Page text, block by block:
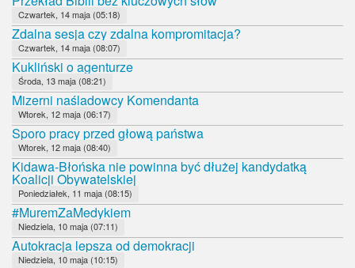
Czwartek, 14 maja (05:18)
Zdalna sesja czy zdalna kompromitacja?
Czwartek, 14 maja (08:07)
Kukliński o agenturze
Środa, 13 maja (08:21)
Mizerni naśladowcy Komendanta
Wtorek, 12 maja (06:17)
Sporo pracy przed głową państwa
Wtorek, 12 maja (08:40)
Kidawa-Błońska nie powinna być dłużej kandydatką
Koalicji Obywatelskiej
Poniedziałek, 11 maja (08:15)
#MuremZaMedykiem
Niedziela, 10 maja (07:11)
Autokracja lepsza od demokracji
Niedziela, 10 maja (10:15)